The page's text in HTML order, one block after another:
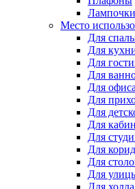
Лампочки
Место
Для
Для
Для
Для
Для офиса
Для
Для
Для
Для
Для
Для
Для
Для холла